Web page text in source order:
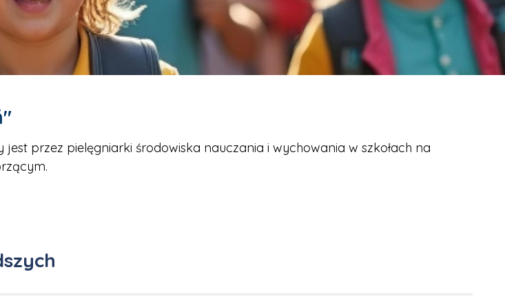
przez pielęgniarki środowiska nauczania i wychowania w szkołach na